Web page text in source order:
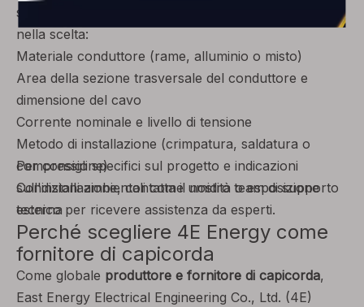
sicurezza e le prestazioni. Considera i seguenti fattori
nella scelta:
Materiale conduttore (rame, alluminio o misto)
Area della sezione trasversale del conduttore e
dimensione del cavo
Corrente nominale e livello di tensione
Metodo di installazione (crimpatura, saldatura o
compressione)
Condizioni ambientali come umidità o esposizione
esterna
Per consigli specifici sul progetto e indicazioni
sull'installazione, contatta il nostro team di supporto
tecnico per ricevere assistenza da esperti.
Perché scegliere 4E Energy come
fornitore di capicorda
Come globale produttore e fornitore di capicorda,
East Energy Electrical Engineering Co., Ltd. (4E)